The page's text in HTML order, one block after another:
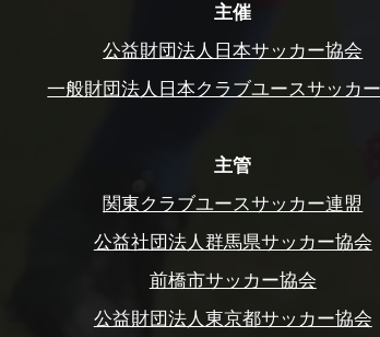
主催
公益財団法人日本サッカー協会
一般財団法人日本クラブユースサッカ
主管
関東クラブユースサッカー連盟
公益社団法人群馬県サッカー協会
前橋市サッカー協会
公益財団法人東京都サッカー協会